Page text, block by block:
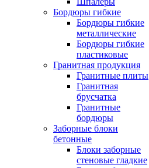
Бордюры гибкие
Бордюры гибкие
металлические
Бордюры гибкие
пластиковые
Гранитная продукция
Гранитные плиты
Гранитная
брусчатка
Гранитные
бордюры
Заборные блоки
бетонные
Блоки заборные
стеновые гладкие